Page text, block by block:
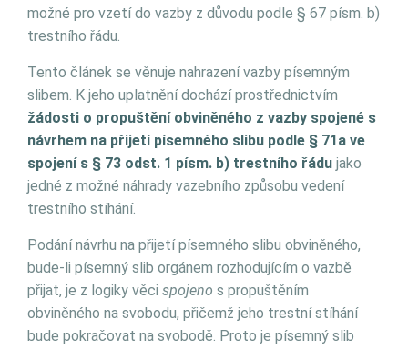
možné pro vzetí do vazby z důvodu podle § 67 písm. b)
trestního řádu.
Tento článek se věnuje nahrazení vazby písemným
slibem. K jeho uplatnění dochází prostřednictvím
žádosti o propuštění obviněného z vazby spojené s
návrhem na přijetí písemného slibu podle § 71a ve
spojení s § 73 odst. 1 písm. b) trestního řádu jako
jedné z možné náhrady vazebního způsobu vedení
trestního stíhání.
Podání návrhu na přijetí písemného slibu obviněného,
bude-li písemný slib orgánem rozhodujícím o vazbě
přijat, je z logiky věci spojeno s propuštěním
obviněného na svobodu, přičemž jeho trestní stíhání
bude pokračovat na svobodě. Proto je písemný slib